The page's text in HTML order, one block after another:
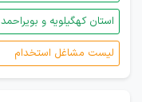
استان کهگیلویه و بویراحمد
لیست مشاغل استخدام